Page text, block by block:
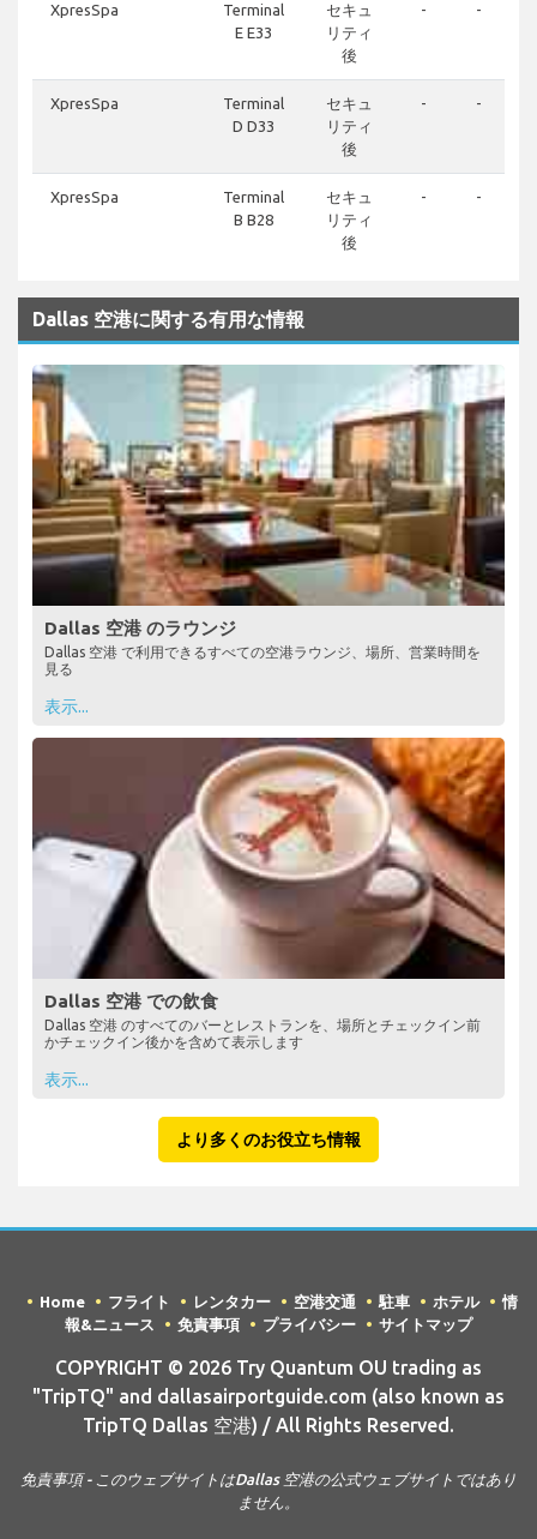
XpresSpa
Terminal
E E33
セキュ
リティ
後
- -
XpresSpa
Terminal
D D33
セキュ
リティ
後
- -
XpresSpa
Terminal
B B28
セキュ
リティ
後
- -
Dallas 空港に関する有用な情報
Dallas 空港 のラウンジ
Dallas 空港 で利用できるすべての空港ラウンジ、場所、営業時間を
見る
表示...
Dallas 空港 での飲食
Dallas 空港 のすべてのバーとレストランを、場所とチェックイン前
かチェックイン後かを含めて表示します
表示...
より多くのお役立ち情報
Home フライト レンタカー 空港交通 駐車 ホテル
情
報&ニュース
免責事項 プライバシー サイトマップ
COPYRIGHT © 2026 Try Quantum OU trading as
"TripTQ" and dallasairportguide.com (also known as
TripTQ Dallas 空港) / All Rights Reserved.
免責事項 - このウェブサイトはDallas 空港の公式ウェブサイトではあり
ません。